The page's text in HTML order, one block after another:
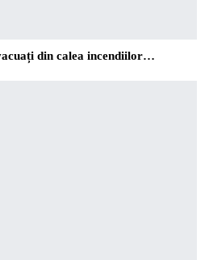
din calea incendiilor…